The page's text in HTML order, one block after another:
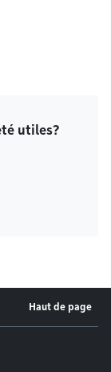
utiles?
Haut de page